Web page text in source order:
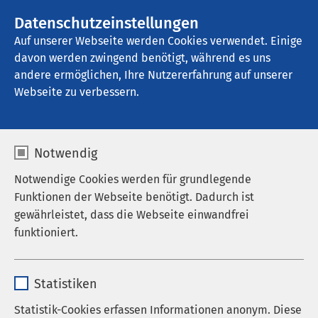
Datenschutzeinstellungen
Auf unserer Webseite werden Cookies verwendet. Einige
davon werden zwingend benötigt, während es uns
andere ermöglichen, Ihre Nutzererfahrung auf unserer
Webseite zu verbessern.
Notwendig
Notwendige Cookies werden für grundlegende
Funktionen der Webseite benötigt. Dadurch ist
gewährleistet, dass die Webseite einwandfrei
funktioniert.
Anbieter sgalinski
Statistiken
Statistik-Cookies erfassen Informationen anonym. Diese
AMEOS Klinikum Neustadt
Wissenswertes von A bis
Z
Damit Sie sich in unserem Krankenhaus besser
zurechtfinden, haben wir für Sie einige allgemeine
Informationen der Klinika zusammengestellt. Sie
bieten Ihnen eine erste Übersicht über unsere
Angebote und dienen als Orientierungshilfe.